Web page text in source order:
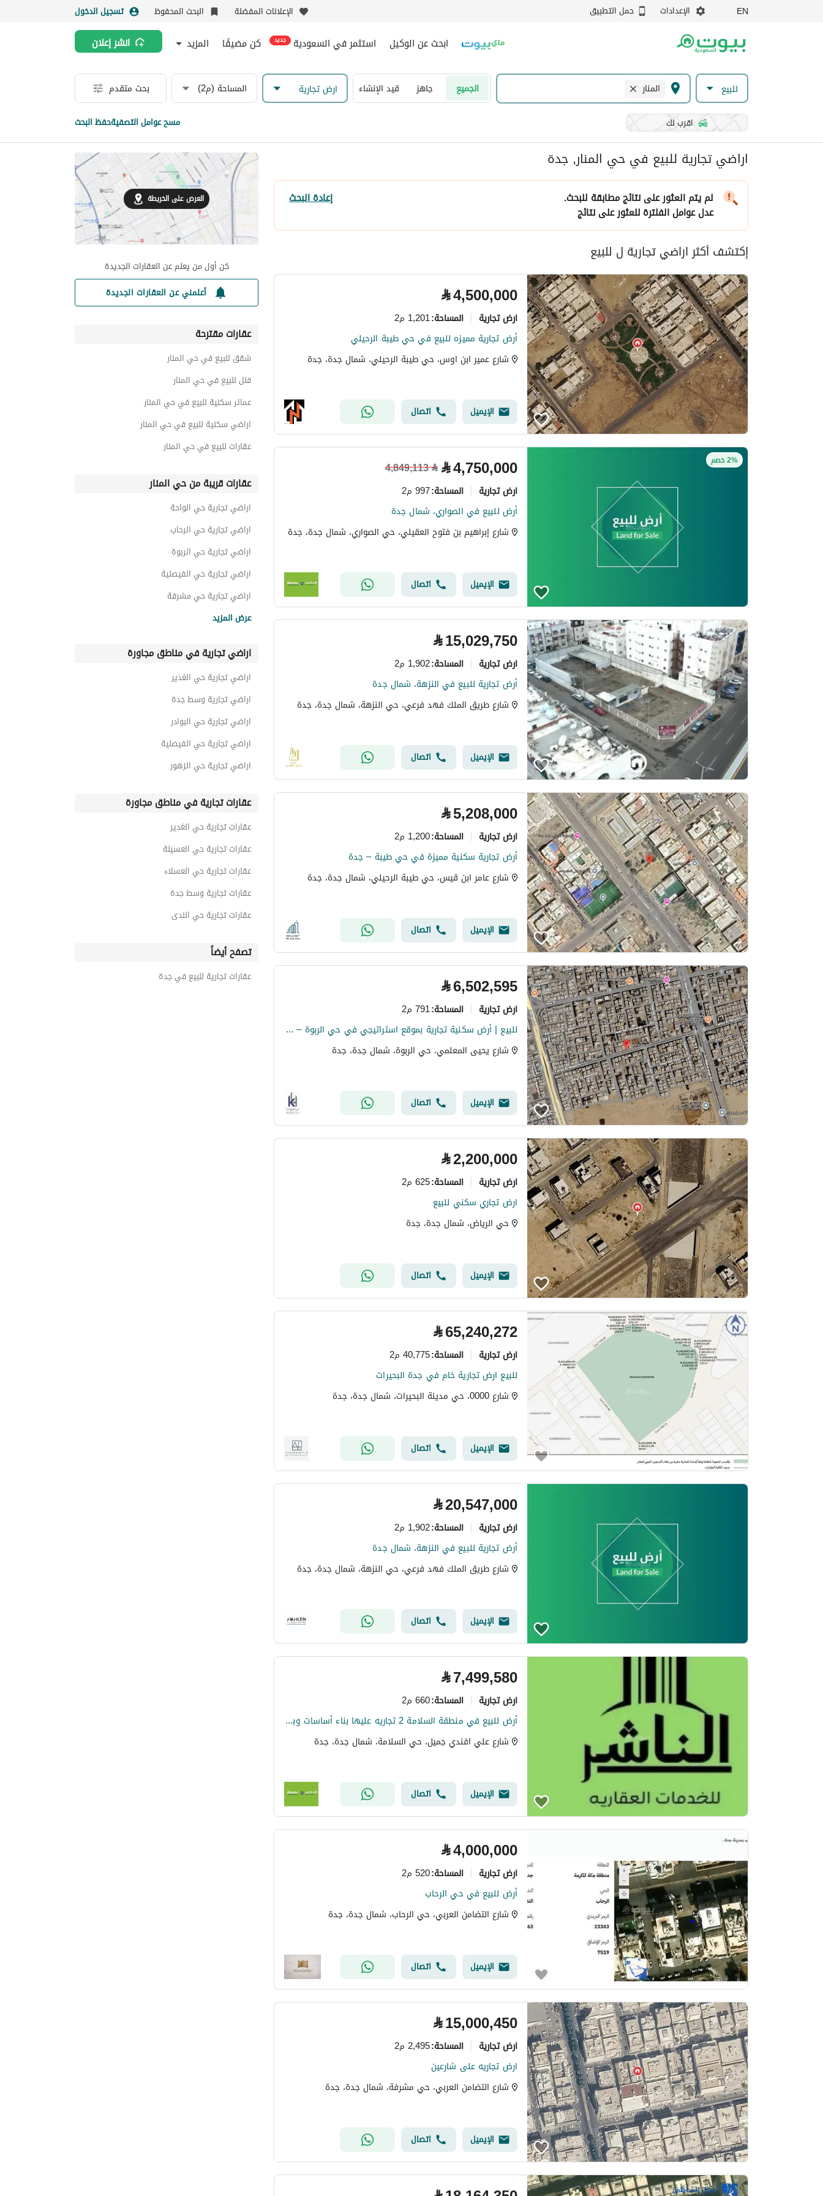
EN الإعدادات حمل التطبيق الإعلانات المفضلة البحث المحفوظ تسجيل الدخول
ابحث عن الوكيل استثمر في السعودية جديد كن مضيفًا المزيد انشر إعلان
للبيع المنار الجميع جاهز قيد الإنشاء ارض تجارية المساحة (م2) بحث متقدم
اقرب لك مسح عوامل التصفيةحفظ البحث
اراضي تجارية للبيع في حي المنار, جدة
لم يتم العثور على نتائج مطابقة للبحث. إعادة البحث
عدل عوامل الفلترةللعثور على نتائج
إكتشف أكثر اراضي تجارية ل للبيع
⃁4,500,000
ارض تجارية المساحة:1,201 م2
أرض تجارية مميزه للبيع في حي طيبة الرحيلي
شارع عمير ابن اوس، حي طيبة الرحيلي، شمال جدة، جدة
الإيميل اتصال
2% خصم ⃁4,750,000
⃁
4,849,113
ارض تجارية المساحة:997 م2
أرض للبيع في الصواري، شمال جدة
شارع إبراهيم بن فتوح العقيلي، حي الصواري، شمال جدة، جدة
الإيميل اتصال
⃁15,029,750
ارض تجارية المساحة:1,902 م2
أرض تجارية للبيع في النزهة، شمال جدة
شارع طريق الملك فهد فرعي، حي النزهة، شمال جدة، جدة
الإيميل اتصال
⃁5,208,000
ارض تجارية المساحة:1,200 م2
أرض تجارية سكنية مميزة في حي طيبة – جدة
شارع عامر ابن قيس، حي طيبة الرحيلي، شمال جدة، جدة
الإيميل اتصال
⃁6,502,595
ارض تجارية المساحة:791 م2
للبيع | أرض سكنية تجارية بموقع استراتيجي في حي الربوة – جدة
شارع يحيى المعلمي، حي الربوة، شمال جدة، جدة
الإيميل اتصال
⃁2,200,000
ارض تجارية المساحة:625 م2
ارض تجاري سكني للبيع
حي الرياض، شمال جدة، جدة
الإيميل اتصال
⃁65,240,272
ارض تجارية المساحة:40,775 م2
للبيع ارض تجارية خام في جدة البحيرات
شارع 0000، حي مدينة البحيرات، شمال جدة، جدة
الإيميل اتصال
⃁20,547,000
ارض تجارية المساحة:1,902 م2
أرض تجارية للبيع في النزهة، شمال جدة
شارع طريق الملك فهد فرعي، حي النزهة، شمال جدة، جدة
الإيميل اتصال
⃁7,499,580
ارض تجارية المساحة:660 م2
أرض للبيع في منطقة السلامة 2 تجاريه عليها بناء أساسات وبدرم وعمدان
شارع علي افندي جميل، حي السلامة، شمال جدة، جدة
الإيميل اتصال
⃁4,000,000
ارض تجارية المساحة:520 م2
أرض للبيع في حي الرحاب
شارع التضامن العربي، حي الرحاب، شمال جدة، جدة
الإيميل اتصال
⃁15,000,450
ارض تجارية المساحة:2,495 م2
ارض تجاريه على شارعين
شارع التضامن العربي، حي مشرفة، شمال جدة، جدة
الإيميل اتصال
العرض على الخريطة
كن أول من يعلم عن العقارات الجديدة
أعلمني عن العقارات الجديدة
عقارات مقترحة
شقق للبيع في حي المنار
فلل للبيع في حي المنار
عمائر سكنية للبيع في حي المنار
اراضي سكنية للبيع في حي المنار
عقارات للبيع في حي المنار
عقارات قريبة من حي المنار
اراضي تجارية حي الواحة
اراضي تجارية حي الرحاب
اراضي تجارية حي الربوة
اراضي تجارية حي الفيصلية
اراضي تجارية حي مشرفة
اراضي تجارية حي الخالدية
اراضي تجارية حي الشاطئ
اراضي تجارية حي المرجان
عرض المزيد
اراضي تجارية في مناطق مجاورة
اراضي تجارية حي الغدير
اراضي تجارية وسط جدة
اراضي تجارية حي البوادر
اراضي تجارية حي الفيصلية
اراضي تجارية حي الزهور
عقارات تجارية في مناطق مجاورة
عقارات تجارية حي الغدير
عقارات تجارية حي العسيلة
عقارات تجارية حي العسلاء
عقارات تجارية وسط جدة
عقارات تجارية حي الندى
تصفح أيضاً
عقارات تجارية للبيع في جدة